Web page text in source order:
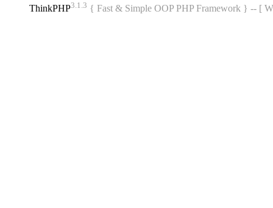
ThinkPHP3.1.3 { Fast & Simple OOP PHP Framework } -- [